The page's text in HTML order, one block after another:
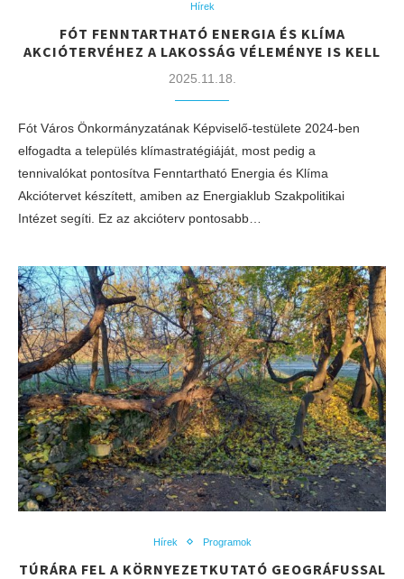
Hírek
FÓT FENNTARTHATÓ ENERGIA ÉS KLÍMA
AKCIÓTERVÉHEZ A LAKOSSÁG VÉLEMÉNYE IS KELL
2025.11.18.
Fót Város Önkormányzatának Képviselő-testülete 2024-ben
elfogadta a település klímastratégiáját, most pedig a
tennivalókat pontosítva Fenntartható Energia és Klíma
Akciótervet készített, amiben az Energiaklub Szakpolitikai
Intézet segíti. Ez az akcióterv pontosabb…
Hírek Programok
TÚRÁRA FEL A KÖRNYEZETKUTATÓ GEOGRÁFUSSAL